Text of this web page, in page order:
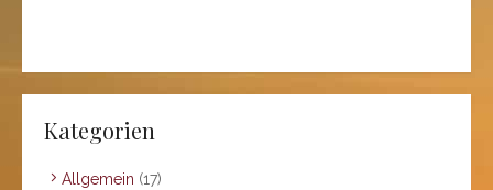
Kategorien
Allgemein (17)